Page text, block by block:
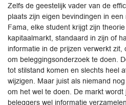
Zelfs de geestelijk vader van de
plaats zijn eigen bevindingen in
Fama, elke student krijgt zijn
kapitaalmarkt, standaard in zijn of
informatie in de prijzen verwerkt
om beleggingsonderzoek te doen.
tot stilstand komen en slechts heel
wijzigen. Maar juist als niemand
om het wel te doen. De markt
beleggers wel informatie